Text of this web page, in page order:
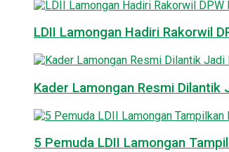
LDII Lamongan Hadiri Rakorwil
Kader Lamongan Resmi
5 Pemuda LDII Lamongan